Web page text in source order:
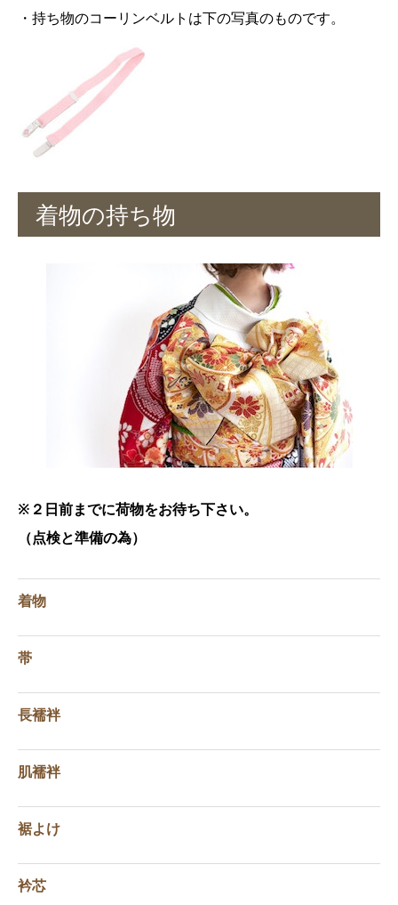
・持ち物のコーリンベルトは下の写真のものです。
着物の持ち物
※２日前までに荷物をお待ち下さい。
（点検と準備の為）
着物
帯
長襦袢
肌襦袢
裾よけ
衿芯